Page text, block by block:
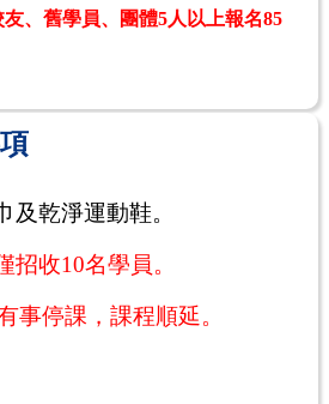
、舊學員、團體5人以上報名85
及乾淨運動鞋。
招收10名學員。
事停課，課程順延。